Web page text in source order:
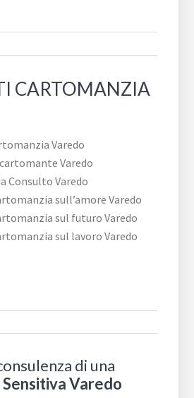
CARTOMANZIA
Varedo
Varedo
Consulto Varedo
sull’amore Varedo
sul futuro Varedo
sul lavoro Varedo
di una
Varedo